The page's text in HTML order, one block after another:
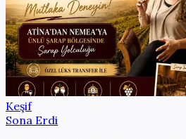
Keşif
Sona Erdi